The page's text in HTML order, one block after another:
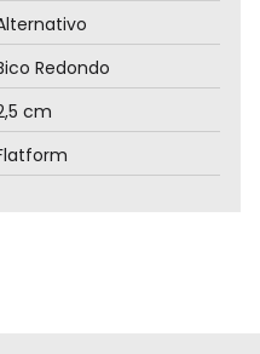
Redondo
cm